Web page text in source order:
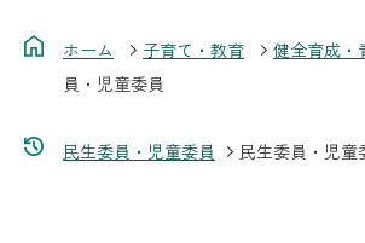
ホーム 子育て・教育 健全育成・
員・児童委員
民生委員・児童委員 民生委員・児童